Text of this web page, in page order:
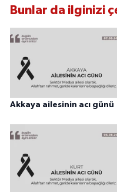
Bunlar da ilginizi
Akkaya ailesinin acı günü